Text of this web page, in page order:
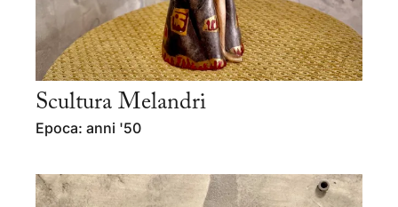
Scultura Melandri
Epoca: anni '50